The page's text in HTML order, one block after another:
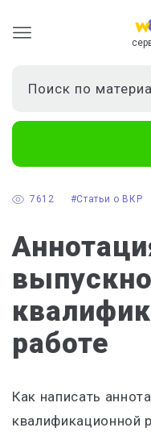
#Статьи о ВКР
7612
работе
Как написать
квалификационной